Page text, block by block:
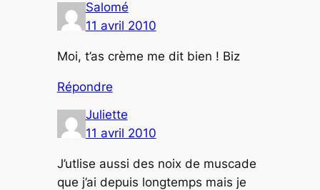
Salomé
11 avril 2010
Moi, t’as crème me dit bien ! Biz
Répondre
Juliette
11 avril 2010
J’utlise aussi des noix de muscade
que j’ai depuis longtemps mais je